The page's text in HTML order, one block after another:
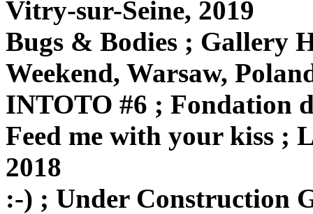
Vitry-sur-Seine, 2019
Bugs & Bodies ; Gallery
Weekend, Warsaw,
INTOTO #6 ; Fondation
Feed me with your kiss ;
2018
:-) ; Under Construction